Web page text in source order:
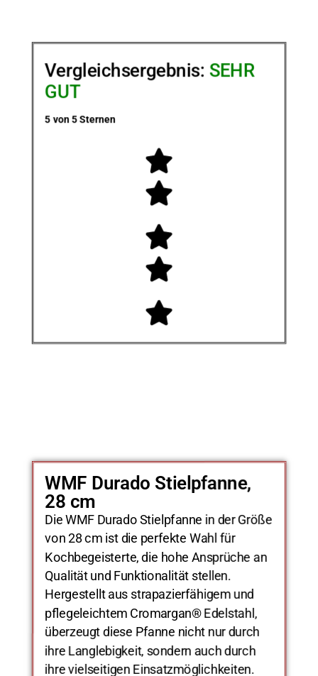
Vergleichsergebnis: SEHR
GUT
5 von 5 Sternen
WMF Durado Stielpfanne,
28 cm
Die WMF Durado Stielpfanne in der Größe
von 28 cm ist die perfekte Wahl für
Kochbegeisterte, die hohe Ansprüche an
Qualität und Funktionalität stellen.
Hergestellt aus strapazierfähigem und
pflegeleichtem Cromargan® Edelstahl,
überzeugt diese Pfanne nicht nur durch
ihre Langlebigkeit, sondern auch durch
ihre vielseitigen Einsatzmöglichkeiten.